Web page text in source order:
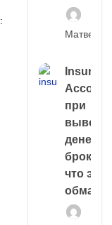
:
Матвей
Account
при
выводе
денег у
что это,
обман?